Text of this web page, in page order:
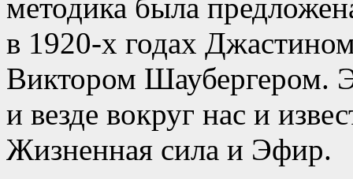
методика была
в 1920-х годах
Виктором Шаубергером.
и везде вокруг нас и
Жизненная сила и Эфир.